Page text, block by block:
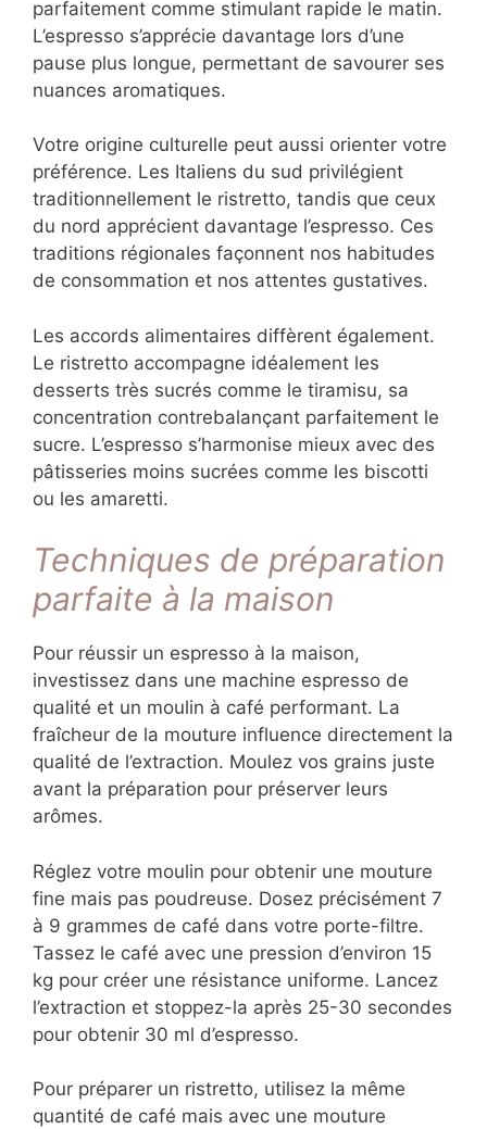
parfaitement comme stimulant rapide le matin.
L’espresso s’apprécie davantage lors d’une
pause plus longue, permettant de savourer ses
nuances aromatiques.
Votre origine culturelle peut aussi orienter votre
préférence. Les Italiens du sud privilégient
traditionnellement le ristretto, tandis que ceux
du nord apprécient davantage l’espresso. Ces
traditions régionales façonnent nos habitudes
de consommation et nos attentes gustatives.
Les accords alimentaires diffèrent également.
Le ristretto accompagne idéalement les
desserts très sucrés comme le tiramisu, sa
concentration contrebalançant parfaitement le
sucre. L’espresso s’harmonise mieux avec des
pâtisseries moins sucrées comme les biscotti
ou les amaretti.
Techniques de préparation
parfaite à la maison
Pour réussir un espresso à la maison,
investissez dans une machine espresso de
qualité et un moulin à café performant. La
fraîcheur de la mouture influence directement la
qualité de l’extraction. Moulez vos grains juste
avant la préparation pour préserver leurs
arômes.
Réglez votre moulin pour obtenir une mouture
fine mais pas poudreuse. Dosez précisément 7
à 9 grammes de café dans votre porte-filtre.
Tassez le café avec une pression d’environ 15
kg pour créer une résistance uniforme. Lancez
l’extraction et stoppez-la après 25-30 secondes
pour obtenir 30 ml d’espresso.
Pour préparer un ristretto, utilisez la même
quantité de café mais avec une mouture